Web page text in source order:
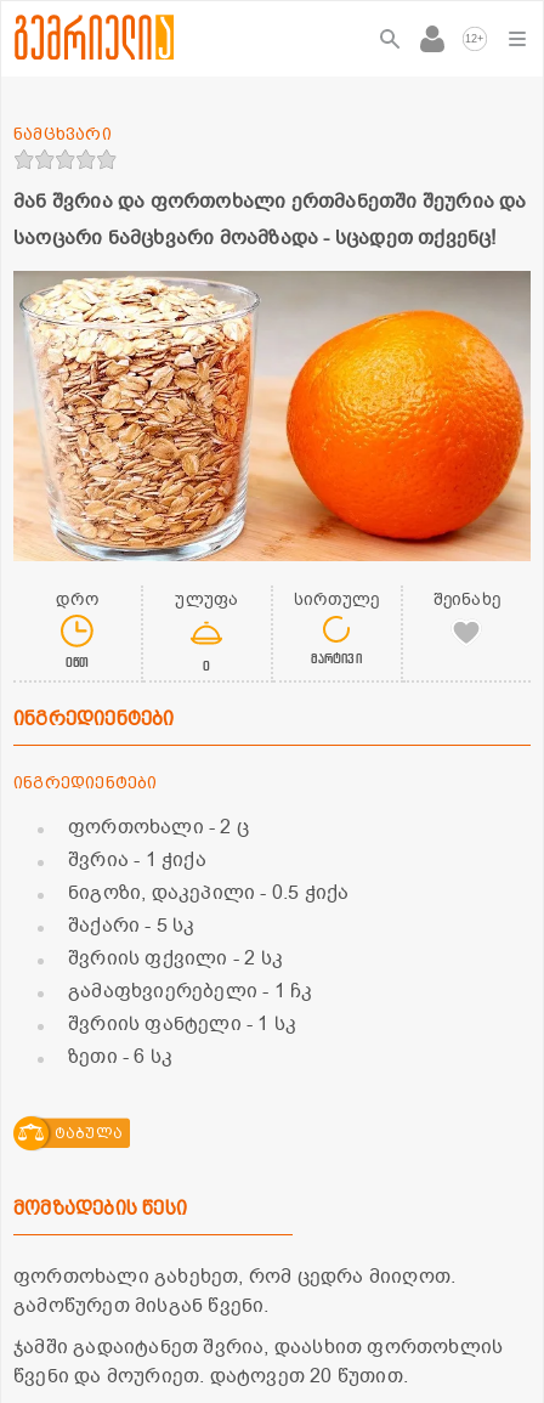
12+
მან შვრია და ფორთოხალი ერთმანეთში შეურია და
საოცარი ნამცხვარი მოამზადა - სცადეთ თქვენც!
ნამცხვარი
დრო
0წთ
ულუფა
0
სირთულე
მარტივი
შეინახე
ინგრედიენტები
ინგრედიენტები
ფორთოხალი - 2 ც
შვრია- 1 ჭიქა
ნიგოზი, დაკეპილი- 0.5 ჭიქა
შაქარი- 5 სკ
შვრიის ფქვილი - 2 სკ
გამაფხვიერებელი- 1 ჩკ
შვრიის ფანტელი - 1 სკ
ზეთი - 6 სკ
ტაბულა
მომზადების წესი
ფორთოხალი გახეხეთ, რომ ცედრა მიიღოთ.
გამოწურეთ მისგან წვენი.
ჯამში გადაიტანეთ შვრია, დაასხით ფორთოხლის
წვენი და მოურიეთ. დატოვეთ 20 წუთით.